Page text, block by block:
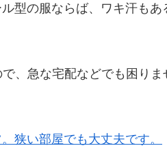
型の服ならば、ワキ汗もあ
、急な宅配などでも困りま
狭い部屋でも大丈夫です。